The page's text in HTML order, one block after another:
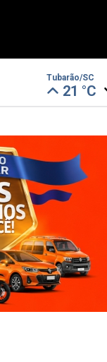
Tubarão/SC
21 °C